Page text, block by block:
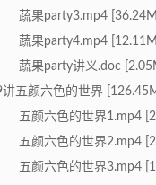
蔬果party3.mp4 [36.24M]
蔬果party4.mp4 [12.11M]
蔬果party讲义.doc
讲五颜六色的世界
五颜六色的世界1.mp4
五颜六色的世界2.mp4
五颜六色的世界3.mp4